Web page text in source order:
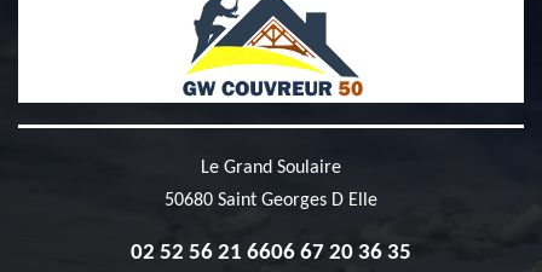
Le Grand Soulaire
50680 Saint Georges D Elle
02 52 56 21 6606 67 20 36 35